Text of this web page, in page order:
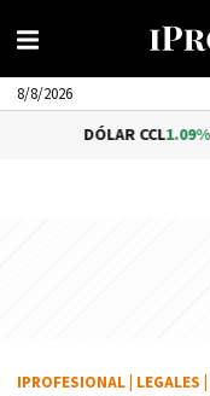
8/8/2026
1.09%$1,576.62
IPROFESIONAL LEGALES